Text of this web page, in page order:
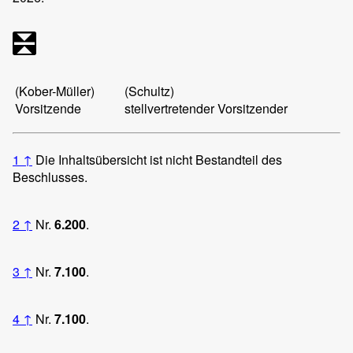
(Kober-Müller)
Vorsitzende
(Schultz)
stellvertretender Vorsitzender
1 ↑ Die Inhaltsübersicht ist nicht Bestandteil des
Beschlusses.
2 ↑ Nr. 6.200.
3 ↑ Nr. 7.100.
4 ↑ Nr. 7.100.